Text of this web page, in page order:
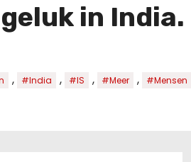
in India.
, #India , #IS , #Meer , #Mensen